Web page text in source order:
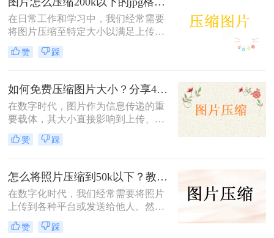
在日常工作和学习中，我们经常需要
将图片压缩至特定大小以满足上传或
存储的要求。那么图片怎么压缩200k
以下的jpg格式呢？本文将介绍两种将
法。
赞 踩
如何免费压缩图片大小？分享4种方法！
在数字时代，图片作为信息传递的重
要载体，其大小直接影响到上传、分
享和存储的便利性。那么如何免费压
缩图片大小呢？本文将介绍四种免费
赞 踩
怎么将照片压缩到50k以下？教你三种实用压缩方法！
在数字化时代，我们经常需要将照片
上传到各种平台或发送给他人。然
而，很多平台对照片大小有严格限
制，通常要求照片大小不超过50K。
赞 踩